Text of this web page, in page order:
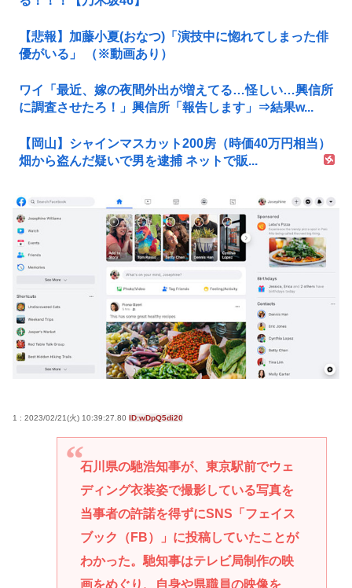
【悲報】加藤小夏(おなつ)「演技中に惚れてしまった俳
優がいる」 （※動画あり）
ワイ「最近、嫁の夜間外出が増えてる…怪しい…興信所
に調査させたろ！」興信所「報告します」⇒結果w...
【岡山】シャインマスカット200房（時価40万円相当）
畑から盗んだ疑いで男を逮捕 ネットで販...
1 : 2023/02/21(火) 10:39:27.80 ID:wDpQ5di20
石川県の馳浩知事が、東京駅前でウェ
ディング衣装姿で撮影している写真を
当事者の許諾を得ずにSNS「フェイス
ブック（FB）」に投稿していたことが
わかった。馳知事はテレビ局制作の映
画をめぐり、自身や県職員の映像を